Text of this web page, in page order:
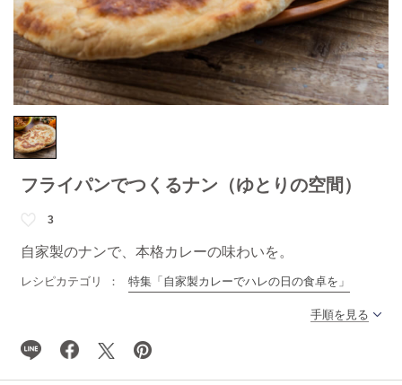
フライパンでつくるナン（ゆとりの空間）
3
自家製のナンで、本格カレーの味わいを。
レシピカテゴリ 特集「自家製カレーでハレの日の食卓を」
手順を見る